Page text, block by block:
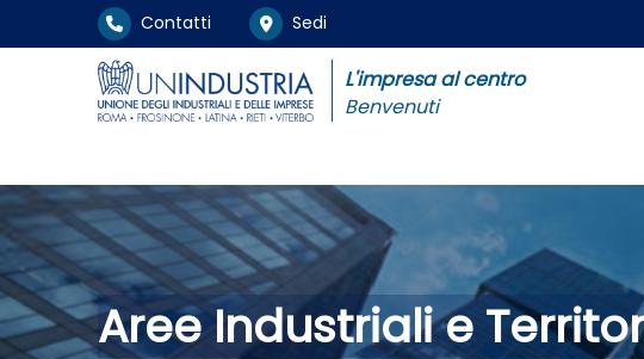
Contatti Sedi
L'impresa al centro
Benvenuti
Aree Industriali e